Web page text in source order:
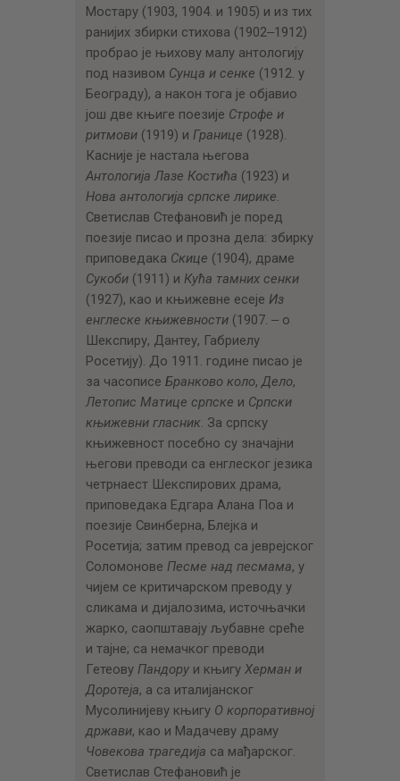
Мостару (1903, 1904. и 1905) и из тих
ранијих збирки стихова (1902‒1912)
пробрао је њихову малу антологију
под називом Сунца и сенке (1912. у
Београду), а након тога је објавио
још две књиге поезије Строфе и
ритмови(1919) и Границе (1928).
Касније је настала његова
Антологија Лазе Костића (1923) и
Нова антологија српске лирике.
Светислав Стефановић је поред
поезије писао и прозна дела: збирку
приповедака Скице (1904), драме
Сукоби(1911) и Кућа тамних сенки
(1927), као и књижевне есеје Из
енглеске књижевности(1907. ‒ о
Шекспиру, Дантеу, Габриелу
Росетију). До 1911. године писао је
за часописе Бранково коло, Дело,
Летопис Матице српске и Српски
књижевни гласник. За српску
књижевност посебно су значајни
његови преводи са енглеског језика
четрнаест Шекспирових драма,
приповедака Едгара Алана Поа и
поезије Свинберна, Блејка и
Росетија; затим превод са јеврејског
Соломонове Песме над песмама, у
чијем се критичарском преводу у
сликама и дијалозима, источњачки
жарко, саопштавају љубавне среће
и тајне; са немачког преводи
Гетеову Пандоруи књигу Херман и
Доротеја, а са италијанског
Мусолинијеву књигу О корпоративној
држави, као и Мадачеву драму
Човекова трагедија са мађарског.
Светислав Стефановић је